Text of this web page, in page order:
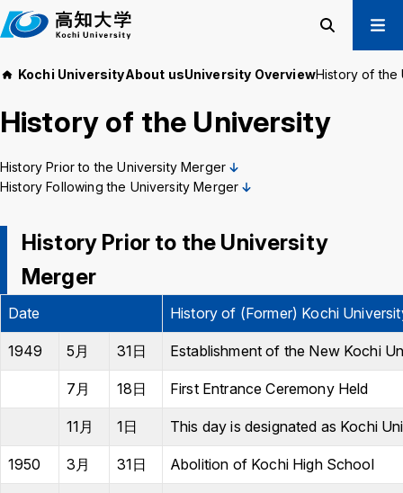
M
a
n
e
t
Current Students
Business & Public
About us
Academics
Admissions
Information
Education and
Research and
Community
Collaboration
International
Exchange
Kochi University Koyu-Kai
Request for Donations
Crisis Management
AccessJob OpeningsContactSite PolicyPrivacy Policy
Kochi UniversityAbout usUniversity OverviewHistory of the
History of the University
History Prior to the University Merger
History Following the University Merger
History Prior to the University
Merger
Date History of (Former) Kochi
1949 5月 31日 Establishment of the New Kochi
7月 18日 First Entrance Ceremony Held
11月 1日 This day is designated as Kochi
1950 3月 31日 Abolition of Kochi High School